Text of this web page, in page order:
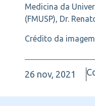
Medicina da
(FMUSP), Dr.
Crédito da
26 nov, 2021